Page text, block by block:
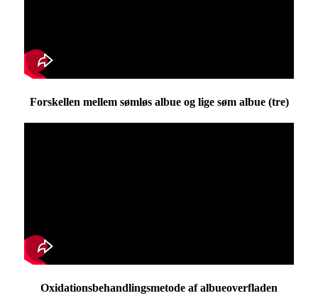
Forskellen mellem sømløs albue og lige søm albue (tre)
Oxidationsbehandlingsmetode af albueoverfladen